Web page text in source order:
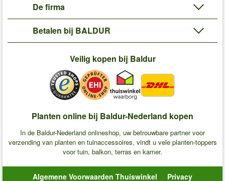
De firma
Betalen bij BALDUR
Veilig kopen bij Baldur
Planten online bij Baldur-Nederland kopen
In de Baldur-Nederland onlineshop, uw betrouwbare partner voor
verzending van planten en tuinaccessoires, vindt u vele planten-toppers
voor tuin, balkon, terras en kamer.
Algemene Voorwaarden Thuiswinkel Privacy